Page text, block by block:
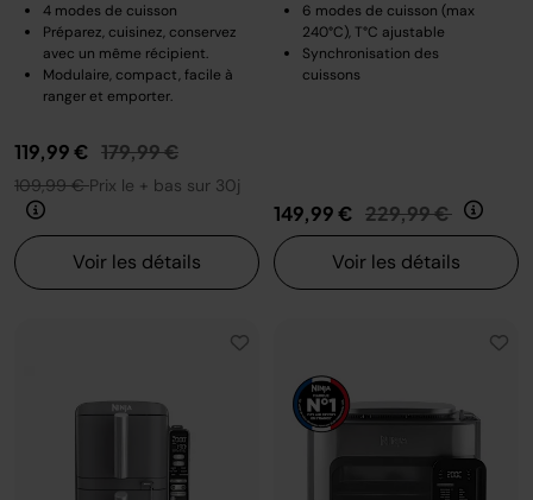
4 modes de cuisson
Préparez, cuisinez, conservez
avec un même récipient.
Modulaire, compact, facile à
ranger et emporter.
119,99 € Prix réduit de
179,99 €au
109,99 €Prix le + bas sur 30j
Voir les détails
6 modes de cuisson (max
240°C), T°C ajustable
Synchronisation des
cuissons
149,99 € Prix réduit de
229,99 € au
Voir les détails